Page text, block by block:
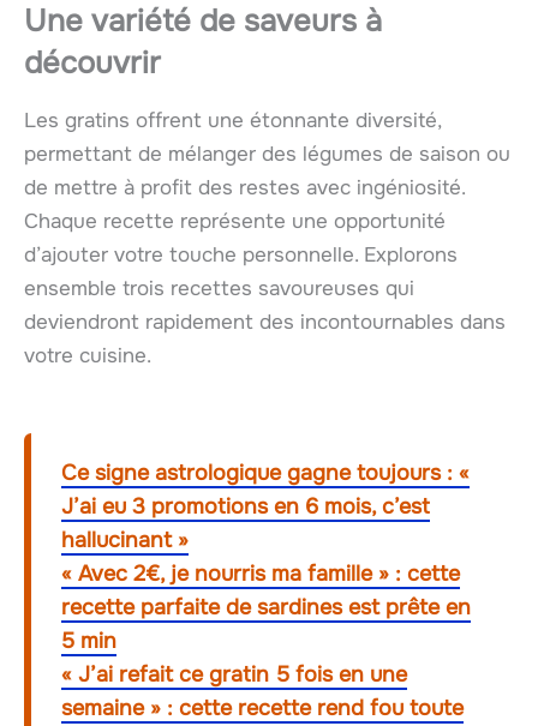
Une variété de saveurs à
découvrir
Les gratins offrent une étonnante diversité,
permettant de mélanger des légumes de saison ou
de mettre à profit des restes avec ingéniosité.
Chaque recette représente une opportunité
d’ajouter votre touche personnelle. Explorons
ensemble trois recettes savoureuses qui
deviendront rapidement des incontournables dans
votre cuisine.
Ce signe astrologique gagne toujours : «
J’ai eu 3 promotions en 6 mois, c’est
hallucinant »
« Avec 2€, je nourris ma famille » : cette
recette parfaite de sardines est prête en
5 min
« J’ai refait ce gratin 5 fois en une
semaine » : cette recette rend fou toute